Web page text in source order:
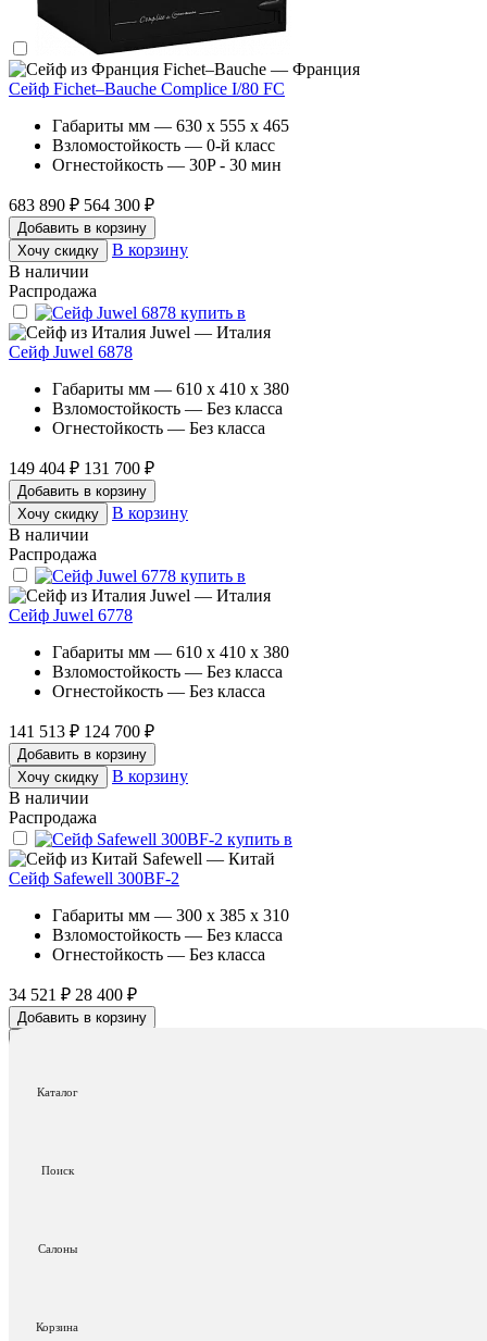
Каталог
Поиск
Салоны
Корзина
Fichet–Bauche — Франция
Сейф Fichet–Bauche Complice I/80 FC
Габариты мм — 630 x 555 x 465
Взломостойкость — 0-й класс
Огнестойкость — 30P - 30 мин
683 890 ₽ 564 300 ₽
Добавить в корзину
Хочу скидку
В корзину
В наличии
Распродажа
Juwel — Италия
Сейф Juwel 6878
Габариты мм — 610 x 410 x 380
Взломостойкость — Без класса
Огнестойкость — Без класса
149 404 ₽ 131 700 ₽
Добавить в корзину
Хочу скидку
В корзину
В наличии
Распродажа
Juwel — Италия
Сейф Juwel 6778
Габариты мм — 610 x 410 x 380
Взломостойкость — Без класса
Огнестойкость — Без класса
141 513 ₽ 124 700 ₽
Добавить в корзину
Хочу скидку
В корзину
В наличии
Распродажа
Safewell — Китай
Сейф Safewell 300BF-2
Габариты мм — 300 x 385 x 310
Взломостойкость — Без класса
Огнестойкость — Без класса
34 521 ₽ 28 400 ₽
Добавить в корзину
Габариты мм — 300 x 380 x 300
19 656 ₽ 16 200 ₽